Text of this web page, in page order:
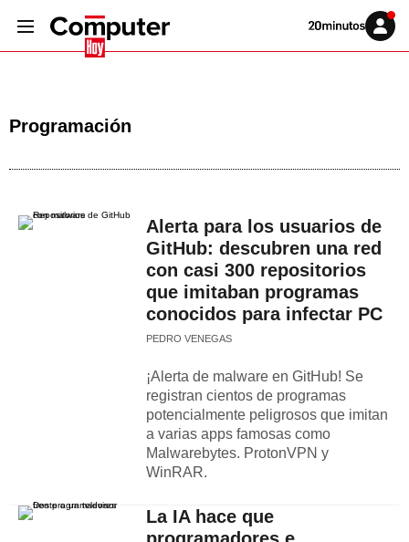
Volver
Iniciar
sesión
Programación
Alerta para los usuarios de
GitHub: descubren una red
con casi 300 repositorios
que imitaban programas
conocidos para infectar PC
PEDRO VENEGAS
¡Alerta de malware en GitHub! Se
registran cientos de programas
potencialmente peligrosos que imitan
a varias apps famosas como
Malwarebytes. ProtonVPN y
WinRAR.
La IA hace que